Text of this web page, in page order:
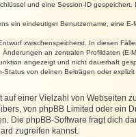
und eine Session-ID gespeichert.
ein eindeutiger Benutzername, eine E-
zwischenspeicherst. In diesen
an zentralen Profildaten (E-
angezeigt und nicht dauerhaft
von deinen Beiträgen oder
einer Vielzahl von Webseiten
von phpBB Limited oder ein
Die phpBB-Software fragt dich
zugreifen kannst.